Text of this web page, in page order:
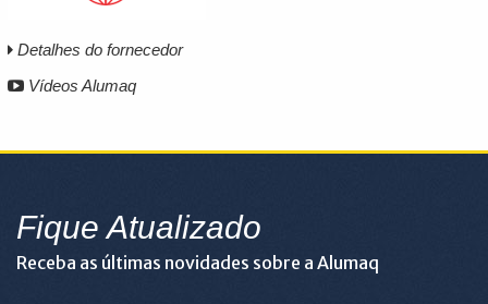
Detalhes do fornecedor
Vídeos Alumaq
Fique Atualizado
Receba as últimas novidades sobre a Alumaq